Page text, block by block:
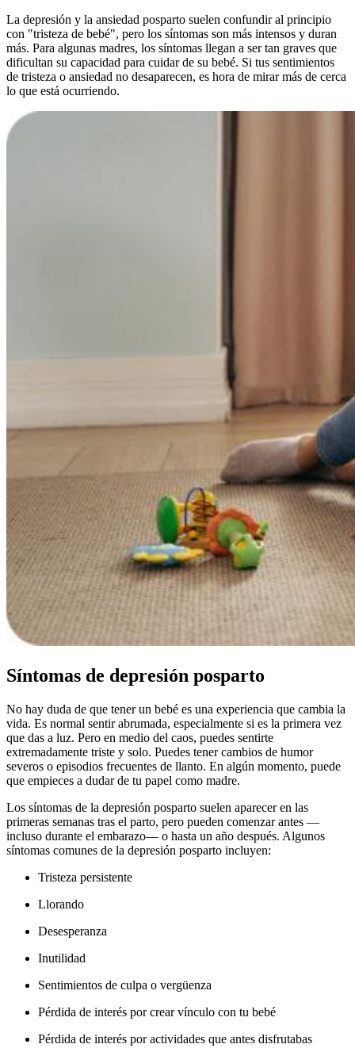
La depresión y la ansiedad posparto suelen confundir al principio
con "tristeza de bebé", pero los síntomas son más intensos y duran
más. Para algunas madres, los síntomas llegan a ser tan graves que
dificultan su capacidad para cuidar de su bebé. Si tus sentimientos
de tristeza o ansiedad no desaparecen, es hora de mirar más de cerca
lo que está ocurriendo.
Síntomas de depresión posparto
No hay duda de que tener un bebé es una experiencia que cambia la
vida. Es normal sentir abrumada, especialmente si es la primera vez
que das a luz. Pero en medio del caos, puedes sentirte
extremadamente triste y solo. Puedes tener cambios de humor
severos o episodios frecuentes de llanto. En algún momento, puede
que empieces a dudar de tu papel como madre.
Los síntomas de la depresión posparto suelen aparecer en las
primeras semanas tras el parto, pero pueden comenzar antes —
incluso durante el embarazo— o hasta un año después. Algunos
síntomas comunes de la depresión posparto incluyen:
Tristeza persistente
Llorando
Desesperanza
Inutilidad
Sentimientos de culpa o vergüenza
Pérdida de interés por crear vínculo con tu bebé
Pérdida de interés por actividades que antes disfrutabas